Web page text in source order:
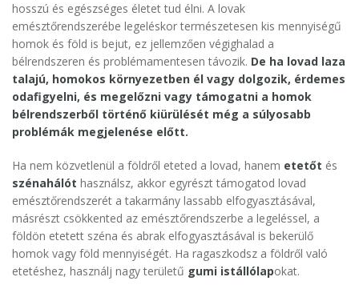
hosszú és egészséges életet tud élni. A lovak
emésztőrendszerébe legeléskor természetesen kis mennyiségű
homok és föld is bejut, ez jellemzően végighalad a
bélrendszeren és problémamentesen távozik. De ha lovad laza
talajú, homokos környezetben él vagy dolgozik, érdemes
odafigyelni, és megelőzni vagy támogatni a homok
bélrendszerből történő kiürülését még a súlyosabb
problémák megjelenése előtt.
Ha nem közvetlenül a földről eteted a lovad, hanem etetőt és
szénahálót használsz, akkor egyrészt támogatod lovad
emésztőrendszerét a takarmány lassabb elfogyasztásával,
másrészt csökkented az emésztőrendszerbe a legeléssel, a
földön etetett széna és abrak elfogyasztásával is bekerülő
homok vagy föld mennyiségét. Ha ragaszkodsz a földről való
etetéshez, használj nagy területű gumi istállólapokat.